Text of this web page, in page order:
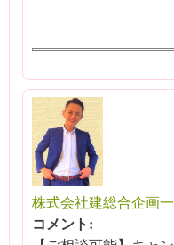
株式会社建総合企画
コメント: